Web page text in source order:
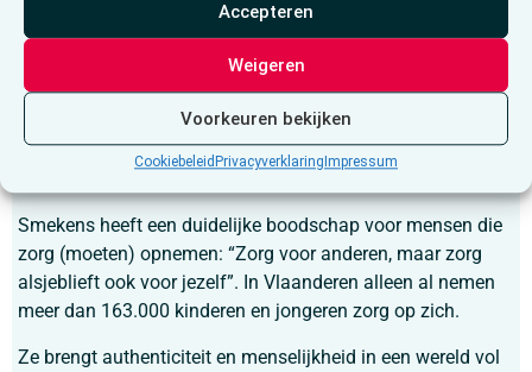
Accepteren
Weigeren
Voorkeuren bekijken
Cookiebeleid Privacyverklaring Impressum
veel energie naar andere
mensen gaat. Als kind leer
je dat niet te monitoren.”
Smekens heeft een duidelijke boodschap voor mensen die
zorg (moeten) opnemen: “Zorg voor anderen, maar zorg
alsjeblieft ook voor jezelf”. In Vlaanderen alleen al nemen
meer dan 163.000 kinderen en jongeren zorg op zich.
Ze brengt authenticiteit en menselijkheid in een wereld vol